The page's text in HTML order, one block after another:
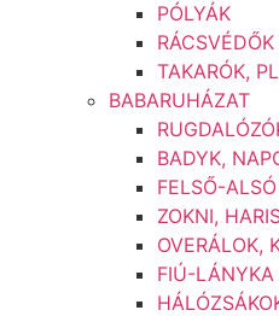
PÓLYÁK
RÁCSVÉDŐK
TAKARÓK,
BABARUHÁZAT
BADYK,
FELSŐ-
ZOKNI,
OVERÁLOK,
FIÚ-LÁNYKA